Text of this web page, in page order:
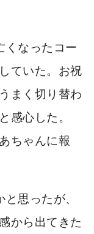
くなったコー
ていた。お祝
まく切り替わ
感心した。
ちゃんに報
思ったが、
から出てきた